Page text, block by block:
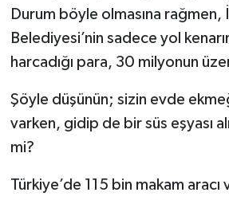
Durum böyle olmasına rağmen,
Belediyesi’nin sadece yol
harcadığı para, 30 milyonun
Şöyle düşünün; sizin evde
varken, gidip de bir süs eşyası
mi?
Türkiye’de 115 bin makam aracı